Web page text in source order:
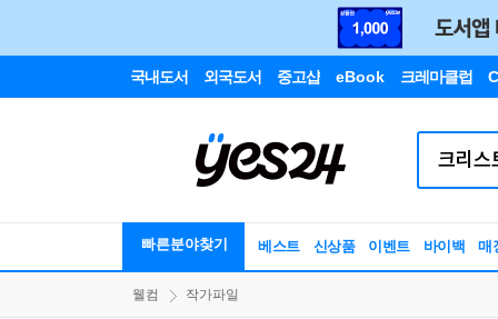
국내도서 외국도서 중고샵 eBook 크레마클럽
빠른분야찾기 베스트 신상품 이벤트 바이백 매
웰컴 작가파일